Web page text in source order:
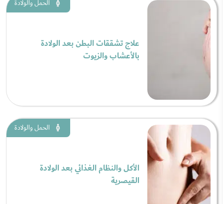
الحمل والولادة
علاج تشققات البطن بعد الولادة
بالأعشاب والزيوت
الحمل والولادة
الأكل والنظام الغذائي بعد الولادة
القيصرية